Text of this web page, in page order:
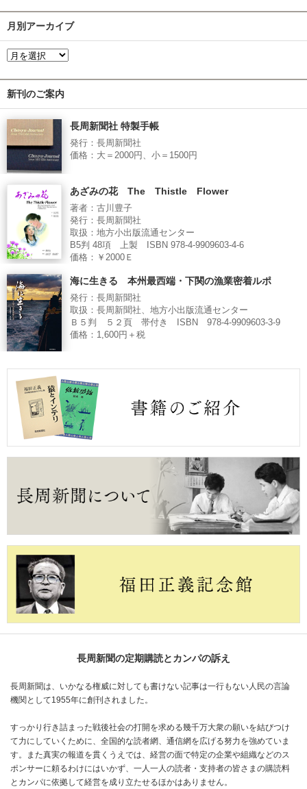
月別アーカイブ
新刊のご案内
長周新聞社 特製手帳
発行：長周新聞社
価格：大＝2000円、小＝1500円
あざみの花 The Thistle Flower
著者：古川豊子
発行：長周新聞社
取扱：地方小出版流通センター
B5判 48項 上製 ISBN 978-4-9909603-4-6
価格：￥2000Ｅ
海に生きる 本州最西端・下関の漁業密着ルポ
発行：長周新聞社
取扱：長周新聞社、地方小出版流通センター
Ｂ５判 ５２頁 帯付き ISBN 978-4-9909603-3-9
価格：1,600円＋税
長周新聞の定期購読とカンパの訴え
長周新聞は、いかなる権威に対しても書けない記事は一行もない人民の言論
機関として1955年に創刊されました。
すっかり行き詰まった戦後社会の打開を求める幾千万大衆の願いを結びつけ
て力にしていくために、全国的な読者網、通信網を広げる努力を強めていま
す。また真実の報道を貫くうえでは、経営の面で特定の企業や組織などのス
ポンサーに頼るわけにはいかず、一人一人の読者・支持者の皆さまの購読料
とカンパに依拠して経営を成り立たせるほかはありません。